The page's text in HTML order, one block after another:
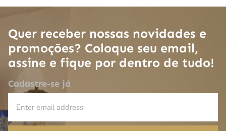
Quer receber nossas novidades e
promoções? Coloque seu email,
assine e fique por dentro de tudo!
Cadastre-se já